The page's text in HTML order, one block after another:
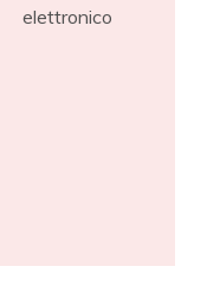
elettronico